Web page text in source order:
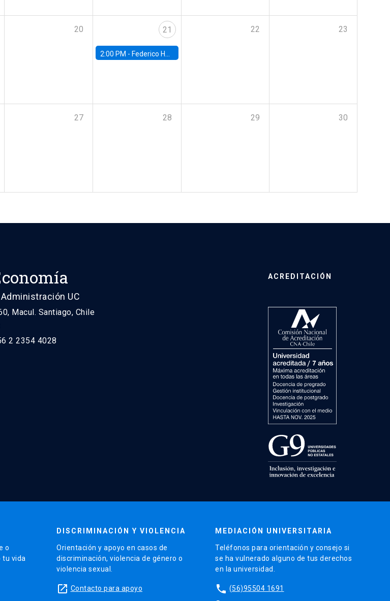
20 21
2:00 PM - Federico Huneeus - Banco Central de Chile
22 23
27 28 29 30
UC
Macul. Santiago, Chile
2 2354 4028
ACREDITACIÓN
o
tu vida
DISCRIMINACIÓN Y VIOLENCIA
Orientación y apoyo en casos de
discriminación, violencia de género o
violencia sexual.
launch Contacto para apoyo
MEDIACIÓN UNIVERSITARIA
Teléfonos para orientación y consejo si
se ha vulnerado alguno de tus derechos
en la universidad.
phone (56)95504 1691